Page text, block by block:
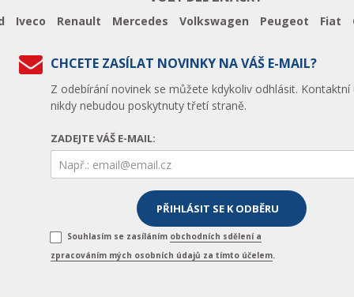
Iveco Renault Mercedes Volkswagen Peugeot Fiat
CHCETE ZASÍLAT NOVINKY NA VÁŠ E-MAIL?
Z odebírání novinek se můžete kdykoliv odhlásit. Kontaktní
nikdy nebudou poskytnuty třetí straně.
ZADEJTE VÁŠ E-MAIL:
Souhlasím se zasíláním obchodních sdělení a
zpracováním mých osobních údajů za tímto účelem.